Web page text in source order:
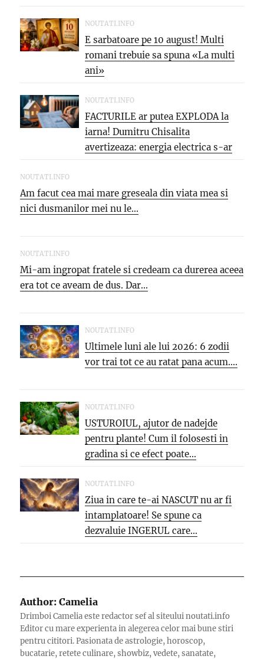
oportunitatea care...
NOUTATI.INFO
E sarbatoare pe 10 august! Multi
romani trebuie sa spuna «La multi
ani»
NOUTATI.INFO
FACTURILE ar putea EXPLODA la
iarna! Dumitru Chisalita
avertizeaza: energia electrica s-ar
putea SCUMPI cu...
NOUTATI.INFO
Am facut cea mai mare greseala din viata mea si
nici dusmanilor mei nu le...
NOUTATI.INFO
Mi-am ingropat fratele si credeam ca durerea aceea
era tot ce aveam de dus. Dar...
NOUTATI.INFO
Ultimele luni ale lui 2026: 6 zodii
vor trai tot ce au ratat pana acum....
NOUTATI.INFO
USTUROIUL, ajutor de nadejde
pentru plante! Cum il folosesti in
gradina si ce efect poate...
NOUTATI.INFO
Ziua in care te-ai NASCUT nu ar fi
intamplatoare! Se spune ca
dezvaluie INGERUL care...
Author: Camelia
Drimboi Camelia este redactor sef al siteului noutati.info
Editor cu mare experienta in alegerea celor mai bune stiri
pentru cititori. Pasionata de astrologie, horoscop,
bucatarie, retete culinare, showbiz, vedete, sanatate,